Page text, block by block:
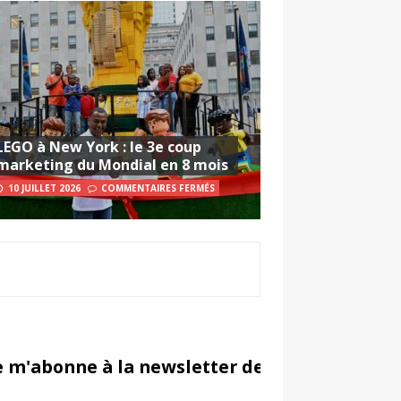
à New York : le 3e coup
du Mondial en 8 mois
10 JUILLET 2026 COMMENTAIRES FERMÉS
m'abonne à la newsletter de